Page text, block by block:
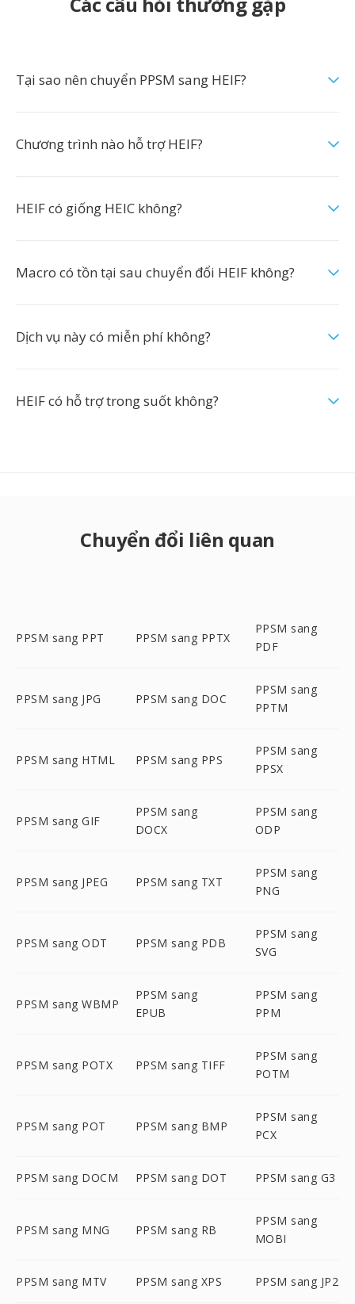
Tại sao nên chuyển PPSM sang HEIF?
Chương trình nào hỗ trợ HEIF?
HEIF có giống HEIC không?
Macro có tồn tại sau chuyển đổi HEIF không?
Dịch vụ này có miễn phí không?
HEIF có hỗ trợ trong suốt không?
Chuyển đổi liên quan
PPSM sang PPT PPSM sang PPTX
PPSM sang
PDF
PPSM sang JPG PPSM sang DOC
PPSM sang
PPTM
PPSM sang HTML PPSM sang PPS
PPSM sang
PPSX
PPSM sang GIF
PPSM sang
DOCX
PPSM sang
ODP
PPSM sang JPEG PPSM sang TXT
PPSM sang
PNG
PPSM sang ODT PPSM sang PDB
PPSM sang
SVG
PPSM sang WBMP
PPSM sang
EPUB
PPSM sang
PPM
PPSM sang POTX PPSM sang TIFF
PPSM sang
POTM
PPSM sang POT PPSM sang BMP
PPSM sang
PCX
PPSM sang DOCM PPSM sang DOT PPSM sang G3
PPSM sang MNG PPSM sang RB
PPSM sang
MOBI
PPSM sang MTV PPSM sang XPS PPSM sang JP2